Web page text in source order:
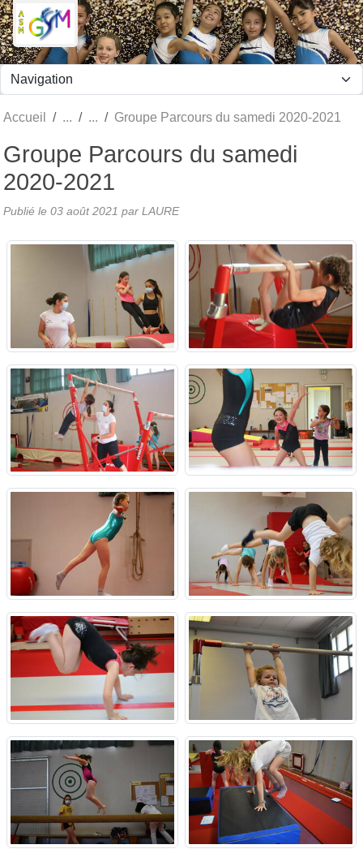
Accueil Groupe Parcours du samedi 2020-2021
Groupe Parcours du samedi
2020-2021
Publié le 03 août 2021 par LAURE
Panneau de gestion des cookies